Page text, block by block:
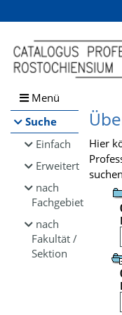
Browsen
direkt zum Inhalt
Menü
Suche
Einfach
Erweitert
nach
Fachgebiet
nach
Fakultät /
Sektion
Hier